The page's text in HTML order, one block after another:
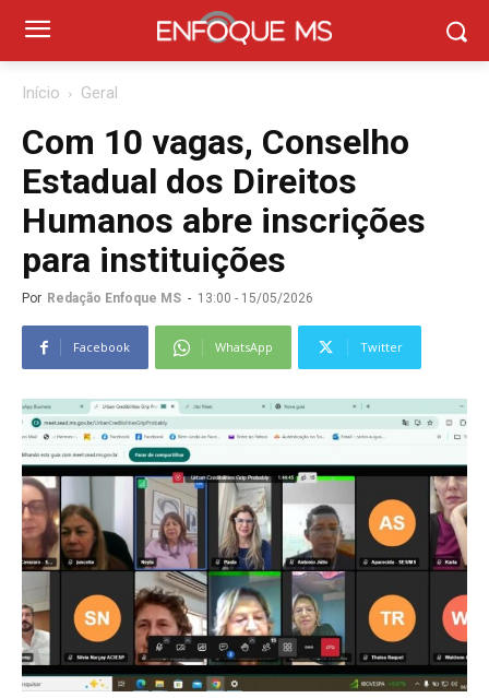
Início Geral
Com 10 vagas, Conselho
Estadual dos Direitos
Humanos abre inscrições
para instituições
Por Redação Enfoque MS - 13:00 - 15/05/2026
Facebook WhatsApp Twitter